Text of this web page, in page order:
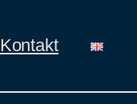
Kontakt